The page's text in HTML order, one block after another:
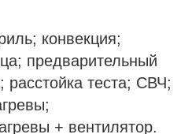
конвекция;
предварительный
расстойка теста; СВЧ;
+ вентилятор.